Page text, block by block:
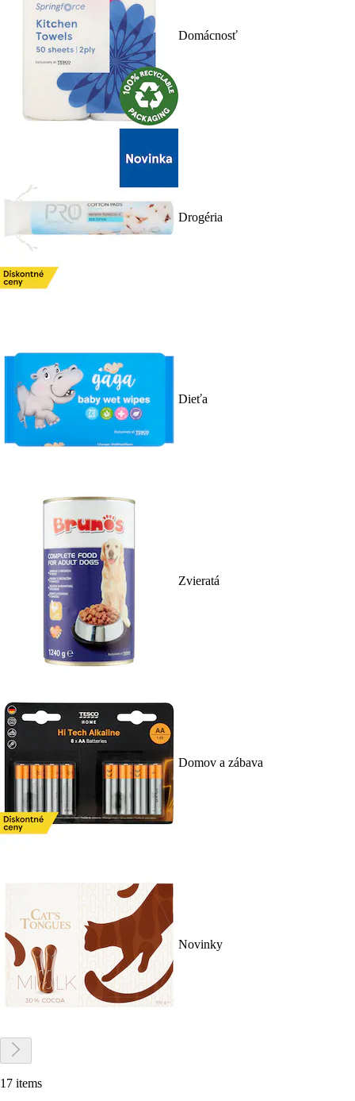
Domácnosť
Drogéria
Dieťa
Zvieratá
Domov a zábava
Novinky
17 items